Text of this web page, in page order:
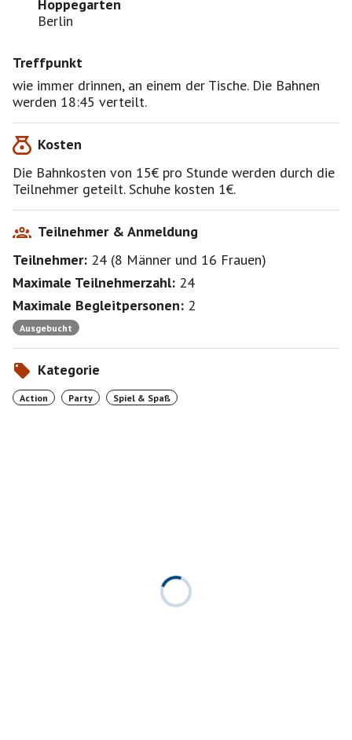
Hoppegarten
Berlin
Treffpunkt
wie immer drinnen, an einem der Tische. Die Bahnen
werden 18:45 verteilt.
Kosten
Die Bahnkosten von 15€ pro Stunde werden durch die
Teilnehmer geteilt. Schuhe kosten 1€.
Teilnehmer & Anmeldung
Teilnehmer: 24 (8 Männer und 16 Frauen)
Maximale Teilnehmerzahl: 24
Maximale Begleitpersonen: 2
Ausgebucht
Kategorie
Action Party Spiel & Spaß